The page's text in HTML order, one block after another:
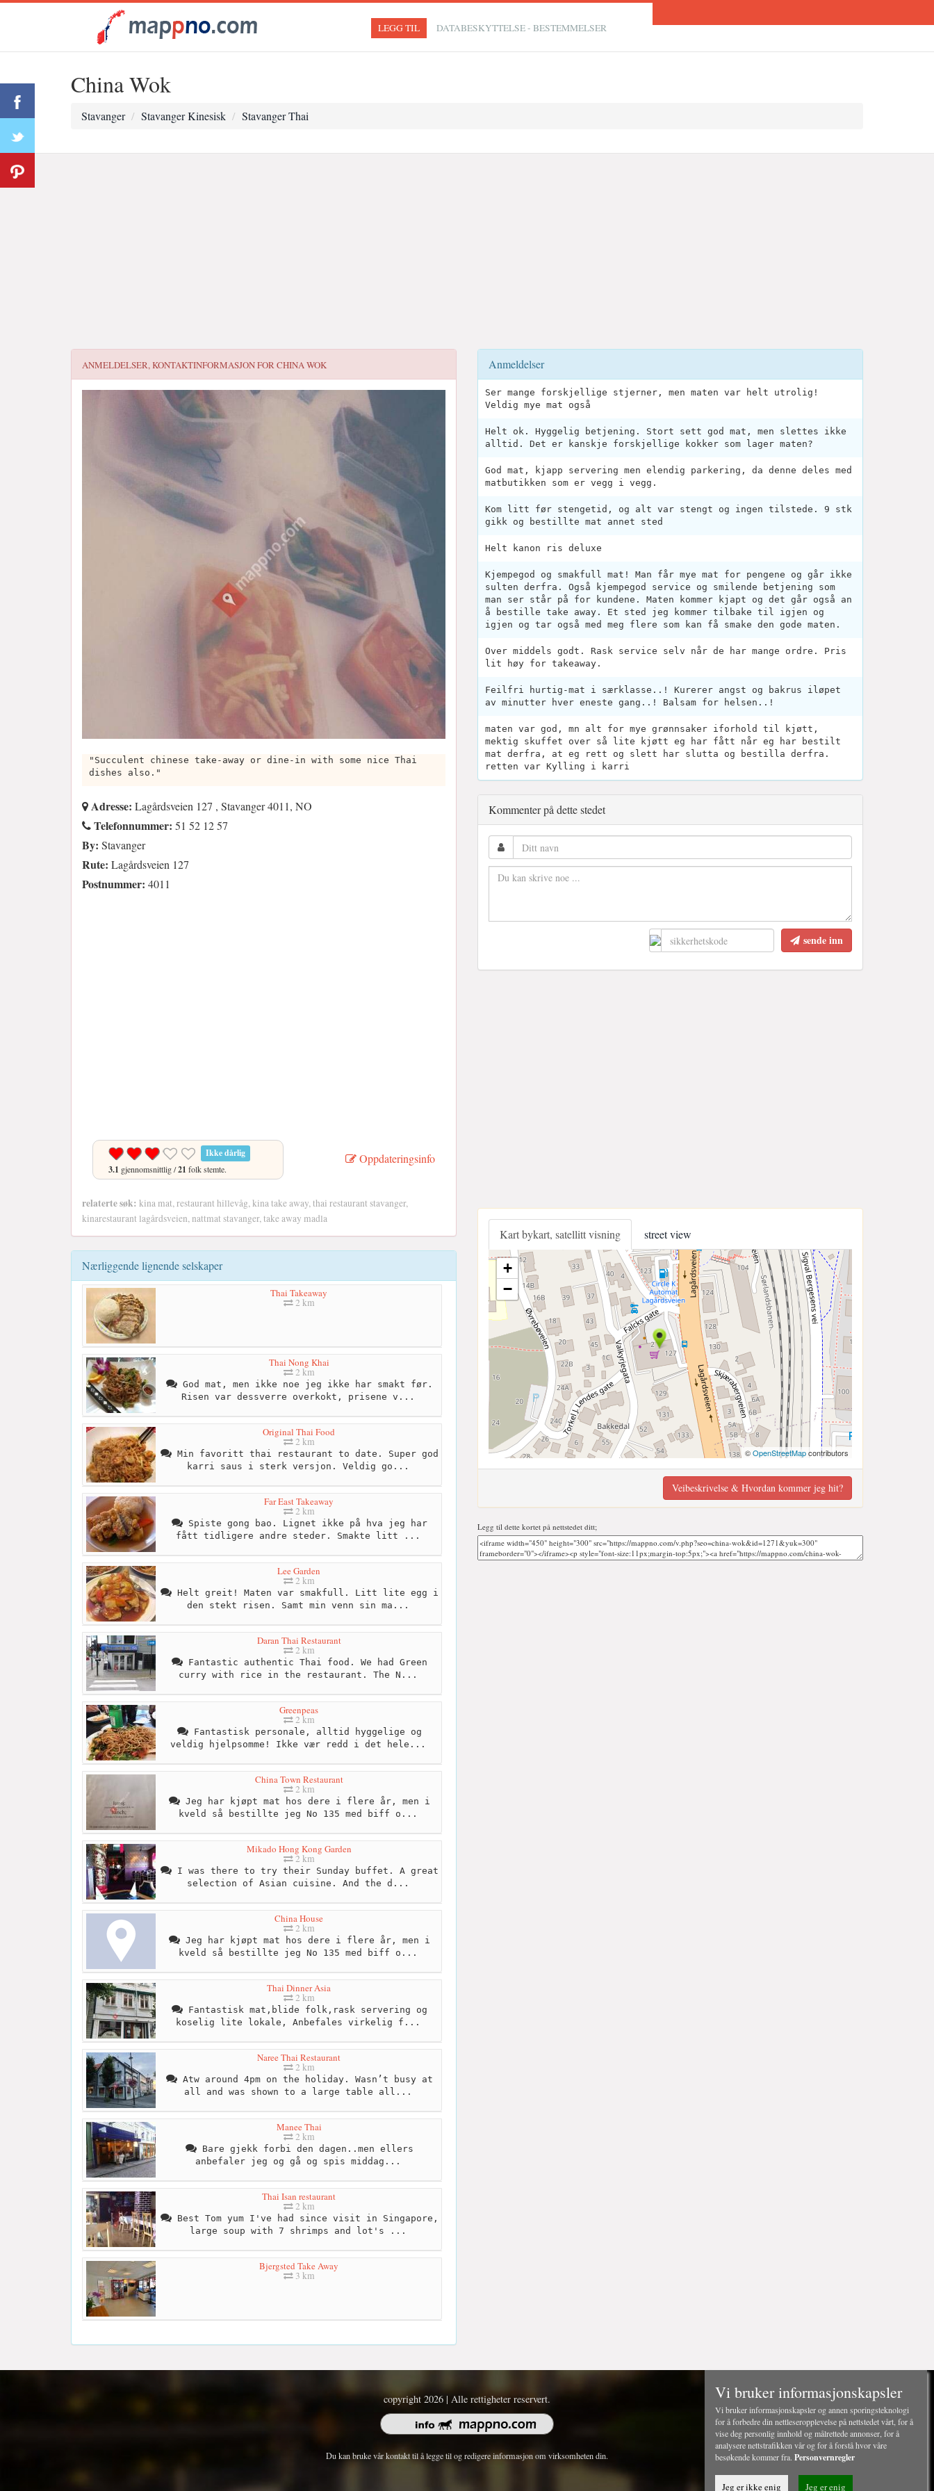
LEGG TIL DATABESKYTTELSE - BESTEMMELSER
China Wok
Stavanger Stavanger Kinesisk Stavanger Thai
ANMELDELSER, KONTAKTINFORMASJON FORCHINA WOK
"Succulent chinese take-away or dine-in with some nice Thai
dishes also."
Adresse: Lagårdsveien 127 , Stavanger 4011, NO
Telefonnummer: 51 52 12 57
By: Stavanger
Rute: Lagårdsveien 127
Postnummer: 4011
Ikke dårlig
3.1 gjennomsnittlig /21 folk stemte.
Oppdateringsinfo
relaterte søk: kina mat, restaurant hillevåg, kina take away, thai restaurant stavanger,
kinarestaurant lagårdsveien, nattmat stavanger, take away madla
Nærliggende lignende selskaper
Thai Takeaway
2 km
Thai Nong Khai
2 km
God mat, men ikke noe jeg ikke har smakt før.
Risen var dessverre overkokt, prisene v...
Original Thai Food
2 km
Min favoritt thai restaurant to date. Super god
karri saus i sterk versjon. Veldig go...
Far East Takeaway
2 km
Spiste gong bao. Lignet ikke på hva jeg har
fått tidligere andre steder. Smakte litt ...
Lee Garden
2 km
Helt greit! Maten var smakfull. Litt lite egg i
den stekt risen. Samt min venn sin ma...
Daran Thai Restaurant
2 km
Fantastic authentic Thai food. We had Green
curry with rice in the restaurant. The N...
Greenpeas
2 km
Fantastisk personale, alltid hyggelige og
veldig hjelpsomme! Ikke vær redd i det hele...
China Town Restaurant
2 km
Jeg har kjøpt mat hos dere i flere år, men i
kveld så bestillte jeg No 135 med biff o...
Mikado Hong Kong Garden
2 km
I was there to try their Sunday buffet. A great
selection of Asian cuisine. And the d...
China House
2 km
Jeg har kjøpt mat hos dere i flere år, men i
kveld så bestillte jeg No 135 med biff o...
Thai Dinner Asia
2 km
Fantastisk mat,blide folk,rask servering og
koselig lite lokale, Anbefales virkelig f...
Naree Thai Restaurant
2 km
Atw around 4pm on the holiday. Wasn’t busy at
all and was shown to a large table all...
Manee Thai
2 km
Bare gjekk forbi den dagen..men ellers
anbefaler jeg og gå og spis middag...
Thai Isan restaurant
2 km
Best Tom yum I've had since visit in Singapore,
large soup with 7 shrimps and lot's ...
Bjergsted Take Away
3 km
Anmeldelser
Ser mange forskjellige stjerner, men maten var helt utrolig!
Veldig mye mat også
Helt ok. Hyggelig betjening. Stort sett god mat, men slettes ikke
alltid. Det er kanskje forskjellige kokker som lager maten?
God mat, kjapp servering men elendig parkering, da denne deles med
matbutikken som er vegg i vegg.
Kom litt før stengetid, og alt var stengt og ingen tilstede. 9 stk
gikk og bestillte mat annet sted
Helt kanon ris deluxe
Kjempegod og smakfull mat! Man får mye mat for pengene og går ikke
sulten derfra. Også kjempegod service og smilende betjening som
man ser står på for kundene. Maten kommer kjapt og det går også an
å bestille take away. Et sted jeg kommer tilbake til igjen og
igjen og tar også med meg flere som kan få smake den gode maten.
Over middels godt. Rask service selv når de har mange ordre. Pris
lit høy for takeaway.
Feilfri hurtig-mat i særklasse..! Kurerer angst og bakrus iløpet
av minutter hver eneste gang..! Balsam for helsen..!
maten var god, mn alt for mye grønnsaker iforhold til kjøtt,
mektig skuffet over så lite kjøtt eg har fått når eg har bestilt
mat derfra, at eg rett og slett har slutta og bestilla derfra.
retten var Kylling i karri
Kommenter på dette stedet
sende inn
Kart bykart, satellitt visning street view
+
−
©OpenStreetMapcontributors
Veibeskrivelse & Hvordan kommer jeg hit?
Legg til dette kortet på nettstedet ditt;
copyright 2026 | Alle rettigheter reservert.
Du kan bruke vår kontakt til å legge til og redigere informasjon om virksomheten din.
Vi bruker informasjonskapsler
Vi bruker informasjonskapsler og annen sporingsteknologi
for å forbedre din nettleseropplevelse på nettstedet vårt, for å
vise deg personlig innhold og målrettede annonser, for å
analysere nettstrafikken vår og for å forstå hvor våre
besøkende kommer fra. Personvernregler
Jeg er ikke enig Jeg er enig